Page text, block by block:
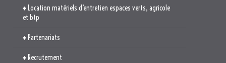
♦ Location matériels d’entretien espaces verts, agricole
et btp
♦ Partenariats
♦ Recrutement